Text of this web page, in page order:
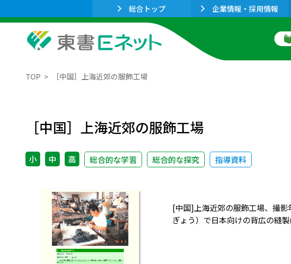
総合トップ 企業情報・採用情報
TOP ［中国］上海近郊の服飾工場
［中国］上海近郊の服飾工場
小 中 高 総合的な学習 総合的な探究 指導資料
[中国]上海近郊の服飾工場、撮
ぎょう）で日本向けの背広の縫